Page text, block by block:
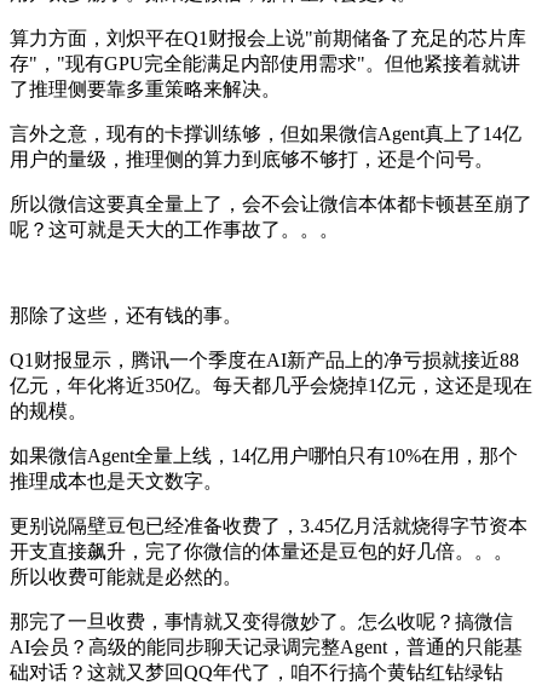
算力方面，刘炽平在Q1财报会上说"前期储备了充足的芯片库
存"，"现有GPU完全能满足内部使用需求"。但他紧接着就讲
了推理侧要靠多重策略来解决。
言外之意，现有的卡撑训练够，但如果微信Agent真上了14亿
用户的量级，推理侧的算力到底够不够打，还是个问号。
所以微信这要真全量上了，会不会让微信本体都卡顿甚至崩了
呢？这可就是天大的工作事故了。。。
那除了这些，还有钱的事。
Q1财报显示，腾讯一个季度在AI新产品上的净亏损就接近88
亿元，年化将近350亿。每天都几乎会烧掉1亿元，这还是现在
的规模。
如果微信Agent全量上线，14亿用户哪怕只有10%在用，那个
推理成本也是天文数字。
更别说隔壁豆包已经准备收费了，3.45亿月活就烧得字节资本
开支直接飙升，完了你微信的体量还是豆包的好几倍。。。
所以收费可能就是必然的。
那完了一旦收费，事情就又变得微妙了。怎么收呢？搞微信
AI会员？高级的能同步聊天记录调完整Agent，普通的只能基
础对话？这就又梦回QQ年代了，咱不行搞个黄钻红钻绿钻